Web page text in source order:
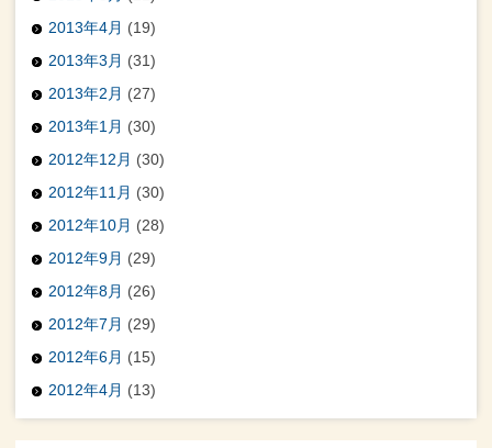
2013年4月 (19)
2013年3月 (31)
2013年2月 (27)
2013年1月 (30)
2012年12月 (30)
2012年11月 (30)
2012年10月 (28)
2012年9月 (29)
2012年8月 (26)
2012年7月 (29)
2012年6月 (15)
2012年4月 (13)